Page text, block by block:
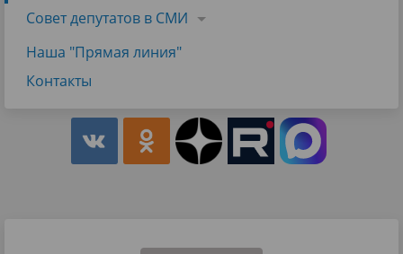
Совет депутатов в СМИ
Наша "Прямая линия"
Контакты